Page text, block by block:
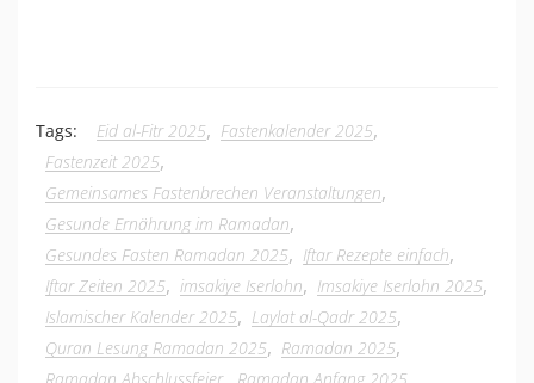
Tags: Eid al-Fitr 2025, Fastenkalender 2025,
Fastenzeit 2025,
Gemeinsames Fastenbrechen Veranstaltungen,
Gesunde Ernährung im Ramadan,
Gesundes Fasten Ramadan 2025, Iftar Rezepte einfach,
Iftar Zeiten 2025, imsakiye Iserlohn, Imsakiye Iserlohn 2025,
Islamischer Kalender 2025, Laylat al-Qadr 2025,
Quran Lesung Ramadan 2025, Ramadan 2025,
Ramadan Abschlussfeier Ramadan Anfang 2025